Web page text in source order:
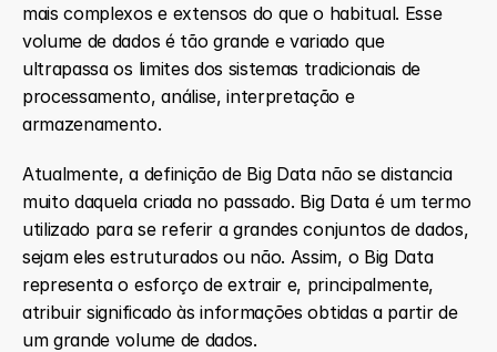
mais complexos e extensos do que o habitual. Esse
volume de dados é tão grande e variado que
ultrapassa os limites dos sistemas tradicionais de
processamento, análise, interpretação e
armazenamento.
Atualmente, a definição de Big Data não se distancia
muito daquela criada no passado. Big Data é um termo
utilizado para se referir a grandes conjuntos de dados,
sejam eles estruturados ou não. Assim, o Big Data
representa o esforço de extrair e, principalmente,
atribuir significado às informações obtidas a partir de
um grande volume de dados.